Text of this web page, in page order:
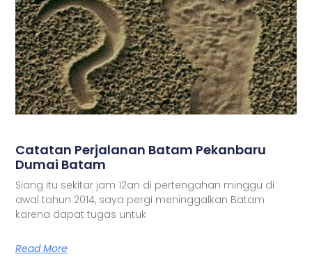
Catatan Perjalanan Batam Pekanbaru
Dumai Batam
Siang itu sekitar jam 12an di pertengahan minggu di
awal tahun 2014, saya pergi meninggalkan Batam
karena dapat tugas untuk
Read More